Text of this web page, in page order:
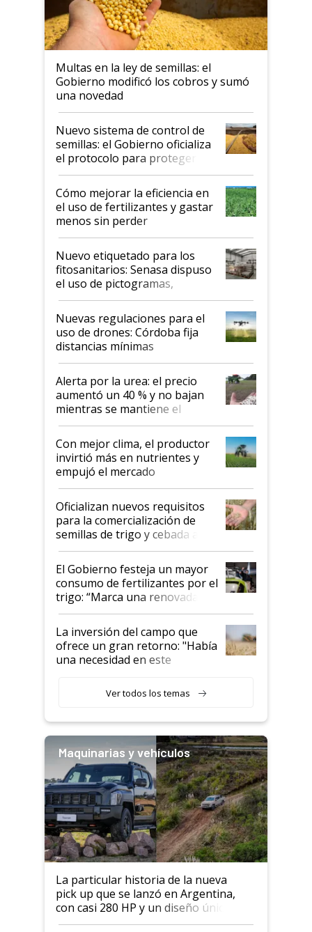
Multas en la ley de semillas: el
Gobierno modificó los cobros y sumó
una novedad
Nuevo sistema de control de
semillas: el Gobierno oficializa
el protocolo para proteger la
propiedad intelectual
Cómo mejorar la eficiencia en
el uso de fertilizantes y gastar
menos sin perder
productividad en la campaña
fina
Nuevo etiquetado para los
fitosanitarios: Senasa dispuso
el uso de pictogramas,
palabras de advertencia e
indicaciones
Nuevas regulaciones para el
uso de drones: Córdoba fija
distancias mínimas
Alerta por la urea: el precio
aumentó un 40 % y no bajan
mientras se mantiene el
conflicto en Medio Oriente
Con mejor clima, el productor
invirtió más en nutrientes y
empujó el mercado
Oficializan nuevos requisitos
para la comercialización de
semillas de trigo y cebada a
granel
El Gobierno festeja un mayor
consumo de fertilizantes por el
trigo: “Marca una renovada
confianza de los productores”
La inversión del campo que
ofrece un gran retorno: "Había
una necesidad en este
Ver todos los temas
Maquinarias y vehículos
La particular historia de la nueva
pick up que se lanzó en Argentina,
con casi 280 HP y un diseño único: a
cuánto se vende